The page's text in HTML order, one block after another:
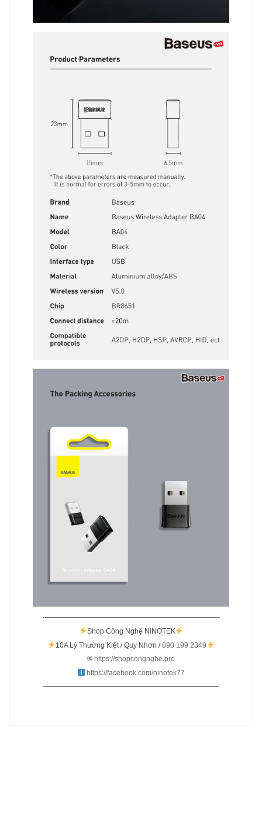
-————————————————————————–-
Shop Công Nghệ NINOTEK
10A Lý Thường Kiệt / Quy Nhơn /090 199 2349
®️ https://shopcongnghe.pro
https://facebook.com/ninotek77
—————————————————————————